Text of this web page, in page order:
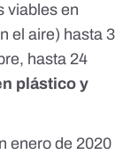
viables en
el aire) hasta 3
hasta 24
plástico y
enero de 2020